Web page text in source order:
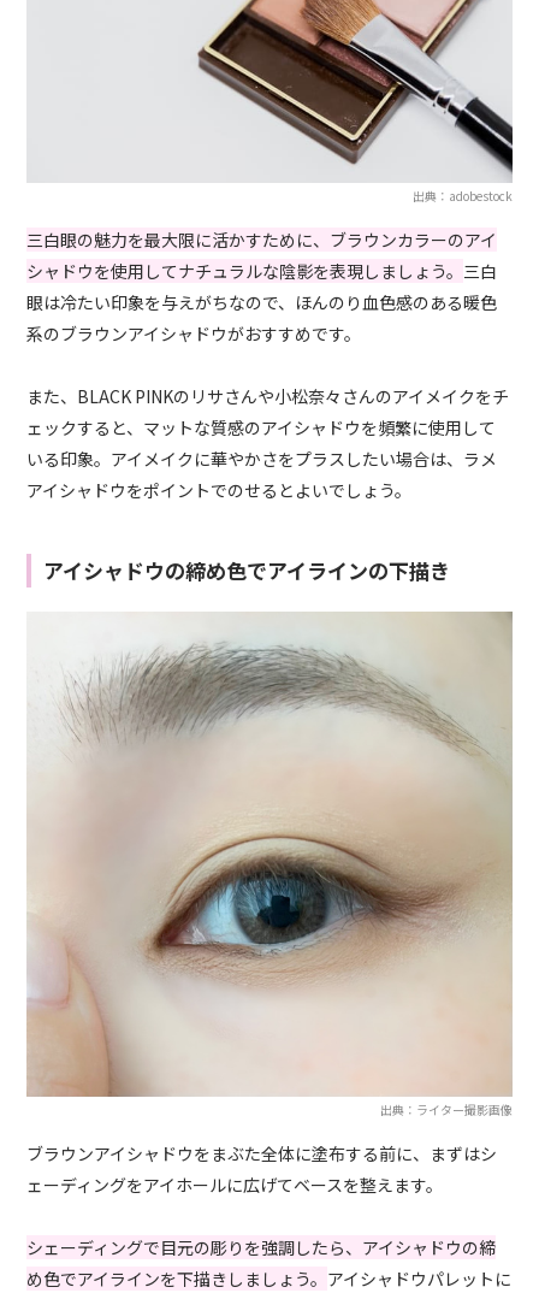
出典：adobestock
三白眼の魅力を最大限に活かすために、ブラウンカラーのアイ
シャドウを使用してナチュラルな陰影を表現しましょう。 三白
眼は冷たい印象を与えがちなので、ほんのり血色感のある暖色
系のブラウンアイシャドウがおすすめです。
また、BLACK PINKのリサさんや小松奈々さんのアイメイクをチ
ェックすると、マットな質感のアイシャドウを頻繁に使用して
いる印象。アイメイクに華やかさをプラスしたい場合は、ラメ
アイシャドウをポイントでのせるとよいでしょう。
アイシャドウの締め色でアイラインの下描き
出典：ライター撮影画像
ブラウンアイシャドウをまぶた全体に塗布する前に、まずはシ
ェーディングをアイホールに広げてベースを整えます。
シェーディングで目元の彫りを強調したら、アイシャドウの締
め色でアイラインを下描きしましょう。 アイシャドウパレットに